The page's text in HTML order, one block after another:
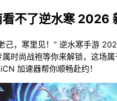
看不了逆水寒 2026
己，寒里见！” 逆水寒手游
属时尚战袍等你来解锁，这场
加速器帮你顺畅赴约！